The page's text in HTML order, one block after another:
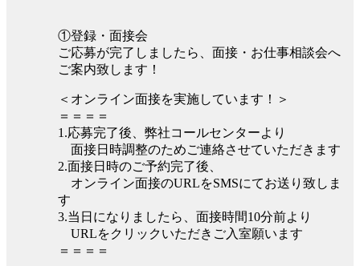
①登録・面接会
ご応募が完了しましたら、面接・お仕事相談会へ
ご案内致します！
＜オンライン面接を実施しています！＞
＝＝＝＝
1.応募完了後、弊社コールセンターより
面接日時調整のためご連絡させていただきます
2.面接日時のご予約完了後、
オンライン面接のURLをSMSにてお送り致しま
す
3.当日になりましたら、面接時間10分前より
URLをクリックいただきご入室願います
＝＝＝＝